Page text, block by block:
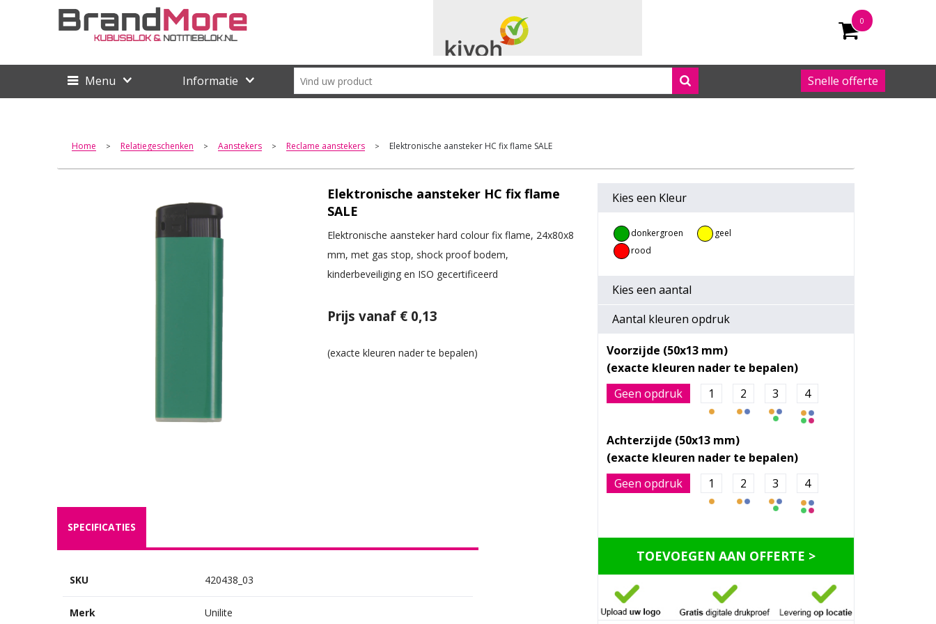
0
Menu Informatie Snelle offerte
Home > Relatiegeschenken > Aanstekers > Reclame aanstekers > Elektronische aansteker HC fix flame SALE
Elektronische aansteker HC fix flame
SALE
Elektronische aansteker hard colour fix flame, 24x80x8
mm, met gas stop, shock proof bodem,
kinderbeveiliging en ISO gecertificeerd
Prijs vanaf € 0,13
Kies een Kleur
donkergroen
geel
rood
Kies een aantal
Aantal kleuren opdruk
Voorzijde (50x13 mm)
Geen opdruk 1 2 3 4
Achterzijde (50x13 mm)
Geen opdruk 1 2 3 4
TOEVOEGEN AAN OFFERTE >
SPECIFICATIES
SKU 420438_03
Merk Unilite